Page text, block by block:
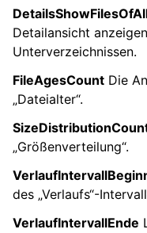
Detailansicht
Unterverzeichnissen.
FileAgesCount Die
„Dateialter“.
„Größenverteilung“.
des „Verlaufs“-
VerlaufIntervallEnde